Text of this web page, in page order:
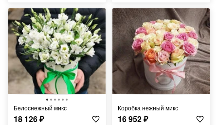
Белоснежный микс
18 126₽
Коробка нежный микс
16 952₽